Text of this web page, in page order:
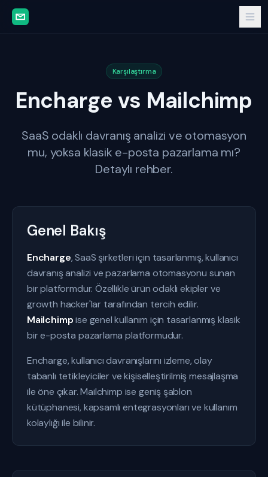
Karşılaştırma
Encharge vs Mailchimp
SaaS odaklı davranış analizi ve otomasyon
mu, yoksa klasik e-posta pazarlama mı?
Detaylı rehber.
Genel Bakış
Encharge, SaaS şirketleri için tasarlanmış, kullanıcı
davranış analizi ve pazarlama otomasyonu sunan
bir platformdur. Özellikle ürün odaklı ekipler ve
growth hacker'lar tarafından tercih edilir.
Mailchimpise genel kullanım için tasarlanmış klasik
bir e-posta pazarlama platformudur.
Encharge, kullanıcı davranışlarını izleme, olay
tabanlı tetikleyiciler ve kişiselleştirilmiş mesajlaşma
ile öne çıkar. Mailchimp ise geniş şablon
kütüphanesi, kapsamlı entegrasyonları ve kullanım
kolaylığı ile bilinir.